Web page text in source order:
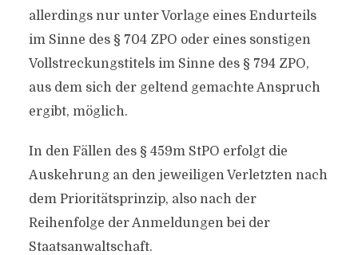
allerdings nur unter Vorlage eines Endurteils
im Sinne des § 704 ZPO oder eines sonstigen
Vollstreckungstitels im Sinne des § 794 ZPO,
aus dem sich der geltend gemachte Anspruch
ergibt, möglich.
In den Fällen des § 459m StPO erfolgt die
Auskehrung an den jeweiligen Verletzten nach
dem Prioritätsprinzip, also nach der
Reihenfolge der Anmeldungen bei der
Staatsanwaltschaft.